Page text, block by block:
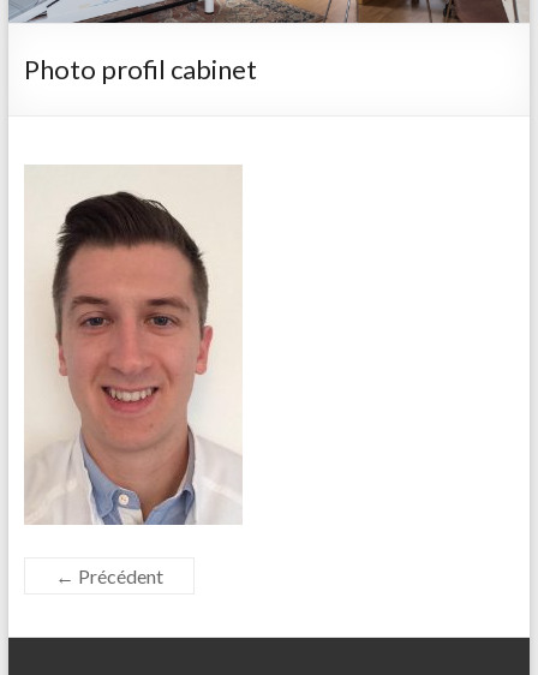
Photo profil cabinet
← Précédent